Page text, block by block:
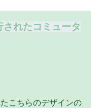
れたコミュータ
こちらのデザインの